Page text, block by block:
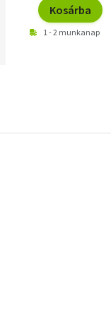
Kosárba
1 - 2 munkanap